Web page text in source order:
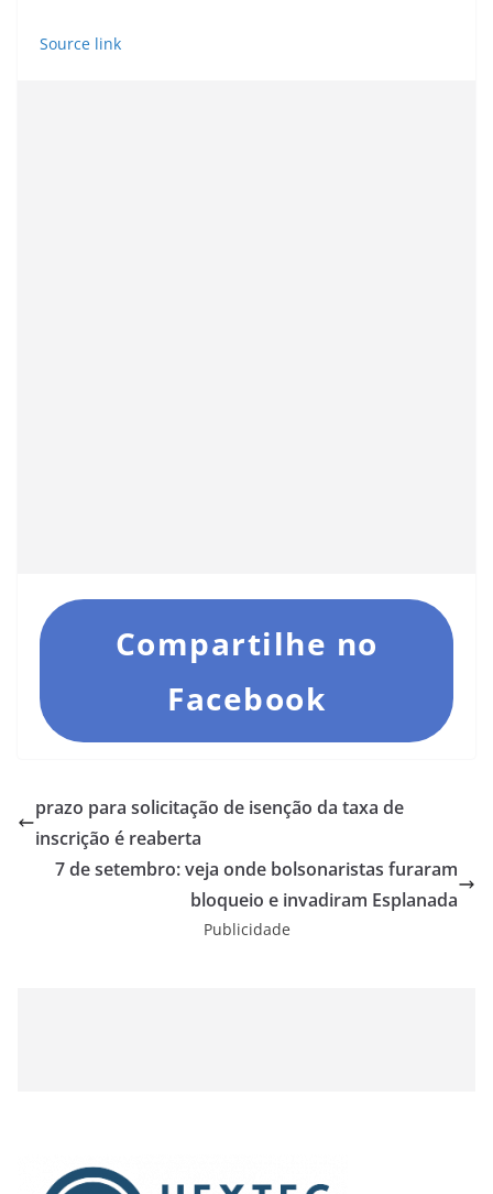
Source link
Compartilhe no
Facebook
prazo para solicitação de isenção da taxa de
inscrição é reaberta
7 de setembro: veja onde bolsonaristas furaram
bloqueio e invadiram Esplanada
Publicidade